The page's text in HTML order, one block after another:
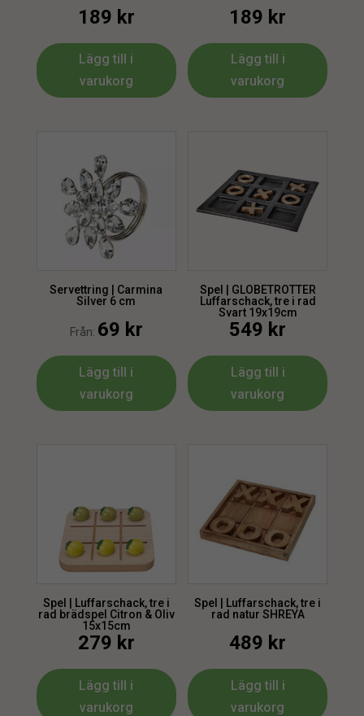
189 kr
Lägg till i
varukorg
189 kr
Lägg till i
varukorg
Servettring | Carmina
Silver 6 cm
Från: 69 kr
Lägg till i
varukorg
Spel | GLOBETROTTER
Luffarschack, tre i rad
Svart 19x19cm
549 kr
Lägg till i
varukorg
Spel | Luffarschack, tre i
rad brädspel Citron & Oliv
15x15cm
279 kr
Lägg till i
varukorg
Spel | Luffarschack, tre i
rad natur SHREYA
489 kr
Lägg till i
varukorg